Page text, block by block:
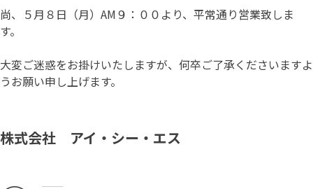
尚、５月８日（月）AM９：００より、平常通り営業致しま
す。
大変ご迷惑をお掛けいたしますが、何卒ご了承くださいますよ
うお願い申し上げます。
株式会社 アイ・シー・エス